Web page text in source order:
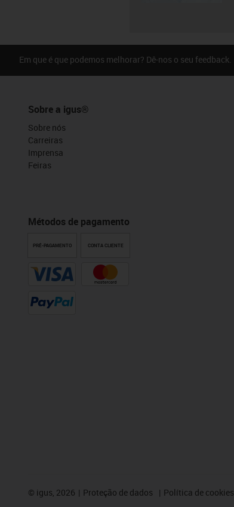
Em que é que podemos melhorar? Dê-nos o seu feedback.
Sobre a igus®
Sobre nós
Carreiras
Imprensa
Feiras
Métodos de pagamento
PRÉ-PAGAMENTO CONTA CLIENTE
© igus, 2026 Proteção de dados Política de cookies